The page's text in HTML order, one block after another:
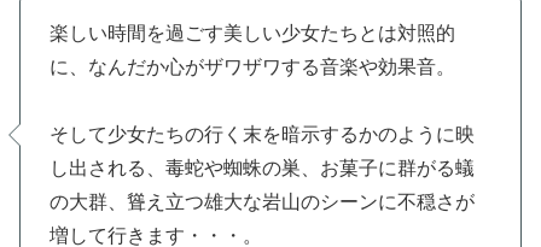
楽しい時間を過ごす美しい少女たちとは対照的
に、なんだか心がザワザワする音楽や効果音。
そして少女たちの行く末を暗示するかのように映
し出される、毒蛇や蜘蛛の巣、お菓子に群がる蟻
の大群、聳え立つ雄大な岩山のシーンに不穏さが
増して行きます・・・。